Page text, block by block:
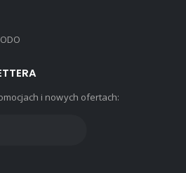
i nowych ofertach: